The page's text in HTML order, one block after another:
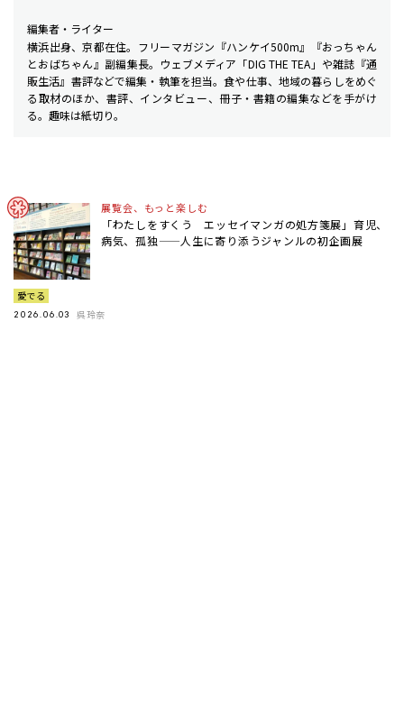
編集者・ライター
横浜出身、京都在住。フリーマガジン『ハンケイ500m』『おっちゃん
とおばちゃん』副編集長。ウェブメディア「DIG THE TEA」や雑誌『通
販生活』書評などで編集・執筆を担当。食や仕事、地域の暮らしをめぐ
る取材のほか、書評、インタビュー、冊子・書籍の編集などを手がけ
る。趣味は紙切り。
展覧会、もっと楽しむ
「わたしをすくう エッセイマンガの処方箋展」育児、
病気、孤独——人生に寄り添うジャンルの初企画展
愛でる
2026.06.03 呉玲奈